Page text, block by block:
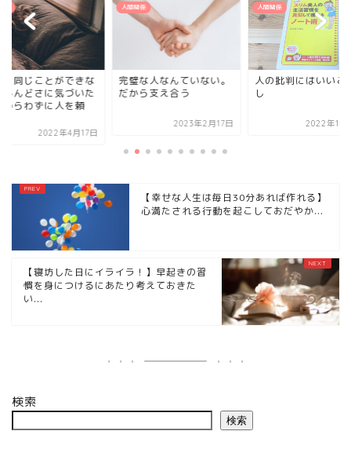
と同じことができな
しんどさに気づいた
めらわずに人を頼
2022年4月17日
人間関係
完璧な人なんていない。
だから支え合う
2023年2月17日
人間関係
人の批判にはいいこ
し
2022年10
【幸せな人生は毎日30分あれば作れる】
心満たされる行動を起こしておだやか...
【寝坊した日にイライラ！】早起きの習
慣を身につけるにあたり考えておきた
い...
検索
検索